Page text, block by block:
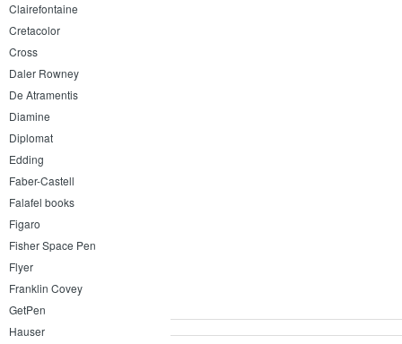
Clairefontaine
Cretacolor
Cross
Daler Rowney
De Atramentis
Diamine
Diplomat
Edding
Faber-Castell
Falafel books
Figaro
Fisher Space Pen
Flyer
Franklin Covey
GetPen
Hauser